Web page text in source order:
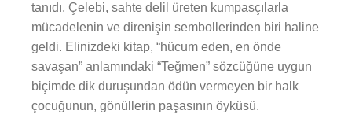
tanıdı. Çelebi, sahte delil üreten kumpasçılarla
mücadelenin ve direnişin sembollerinden biri haline
geldi. Elinizdeki kitap, “hücum eden, en önde
savaşan” anlamındaki “Teğmen” sözcüğüne uygun
biçimde dik duruşundan ödün vermeyen bir halk
çocuğunun, gönüllerin paşasının öyküsü.